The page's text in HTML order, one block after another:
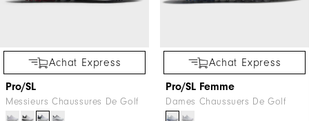
Achat Express
Pro/SL
Messieurs Chaussures De Golf
Achat Express
Pro/SL Femme
Dames Chaussuers De Golf